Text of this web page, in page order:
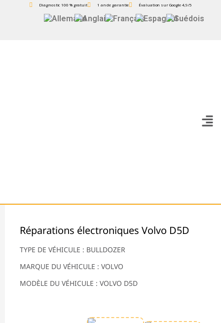
Diagnostic 100 % gratuit 1 an de garantie Évaluation sur Google 4,9/5
Réparations électroniques Volvo D5D
TYPE DE VÉHICULE : BULLDOZER
MARQUE DU VÉHICULE : VOLVO
MODÈLE DU VÉHICULE : VOLVO D5D